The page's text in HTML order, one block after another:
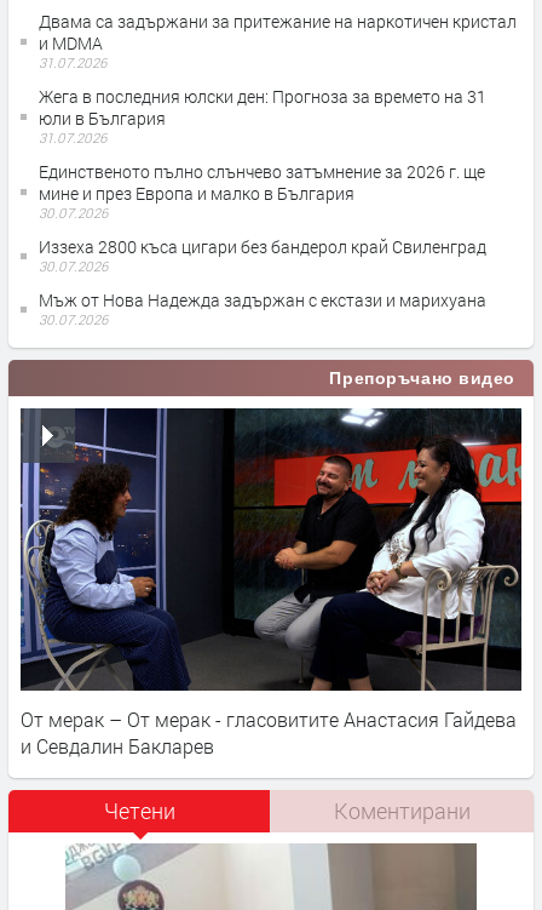
Двама са задържани за притежание на наркотичен кристал
и MDMA
31.07.2026
Жега в последния юлски ден: Прогноза за времето на 31
юли в България
31.07.2026
Единственото пълно слънчево затъмнение за 2026 г. ще
мине и през Европа и малко в България
30.07.2026
Иззеха 2800 къса цигари без бандерол край Свиленград
30.07.2026
Мъж от Нова Надежда задържан с екстази и марихуана
30.07.2026
Препоръчано видео
От мерак – От мерак - гласовитите Анастасия Гайдева
и Севдалин Бакларев
Четени Коментирани